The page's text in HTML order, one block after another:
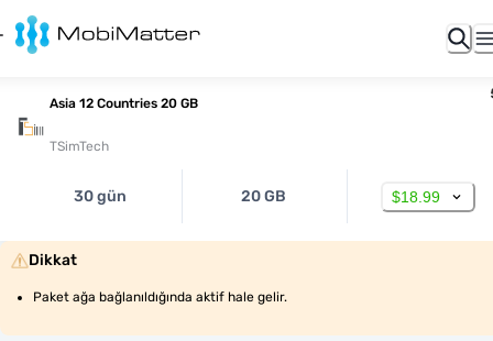
Asia 12 Countries 20 GB
TSimTech
30 gün 20 GB $18.99
Dikkat
Paket ağa bağlanıldığında aktif hale gelir.